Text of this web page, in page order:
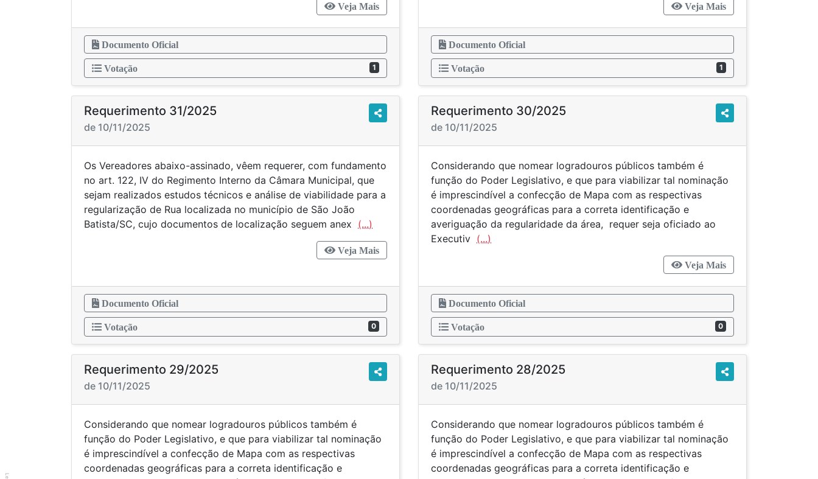
Veja Mais
Documento Oficial
Votação 1
Veja Mais
Documento Oficial
Votação 1
Requerimento 31/2025
de 10/11/2025
Os Vereadores abaixo-assinado, vêem requerer, com fundamento
no art. 122, IV do Regimento Interno da Câmara Municipal, que
sejam realizados estudos técnicos e análise de viabilidade para a
regularização de Rua localizada no município de São João
Batista/SC, cujo documentos de localização seguem anex (...)
Veja Mais
Documento Oficial
Votação 0
Requerimento 30/2025
de 10/11/2025
Considerando que nomear logradouros públicos também é
função do Poder Legislativo, e que para viabilizar tal nominação
é imprescindível a confecção de Mapa com as respectivas
coordenadas geográficas para a correta identificação e
averiguação da regularidade da área, requer seja oficiado ao
Executiv (...)
Veja Mais
Documento Oficial
Votação 0
Requerimento 29/2025
de 10/11/2025
Considerando que nomear logradouros públicos também é
função do Poder Legislativo, e que para viabilizar tal nominação
é imprescindível a confecção de Mapa com as respectivas
coordenadas geográficas para a correta identificação e
Requerimento 28/2025
de 10/11/2025
Considerando que nomear logradouros públicos também é
função do Poder Legislativo, e que para viabilizar tal nominação
é imprescindível a confecção de Mapa com as respectivas
coordenadas geográficas para a correta identificação e